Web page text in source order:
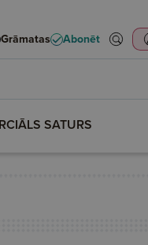
Grāmatas Abonēt
SATURS